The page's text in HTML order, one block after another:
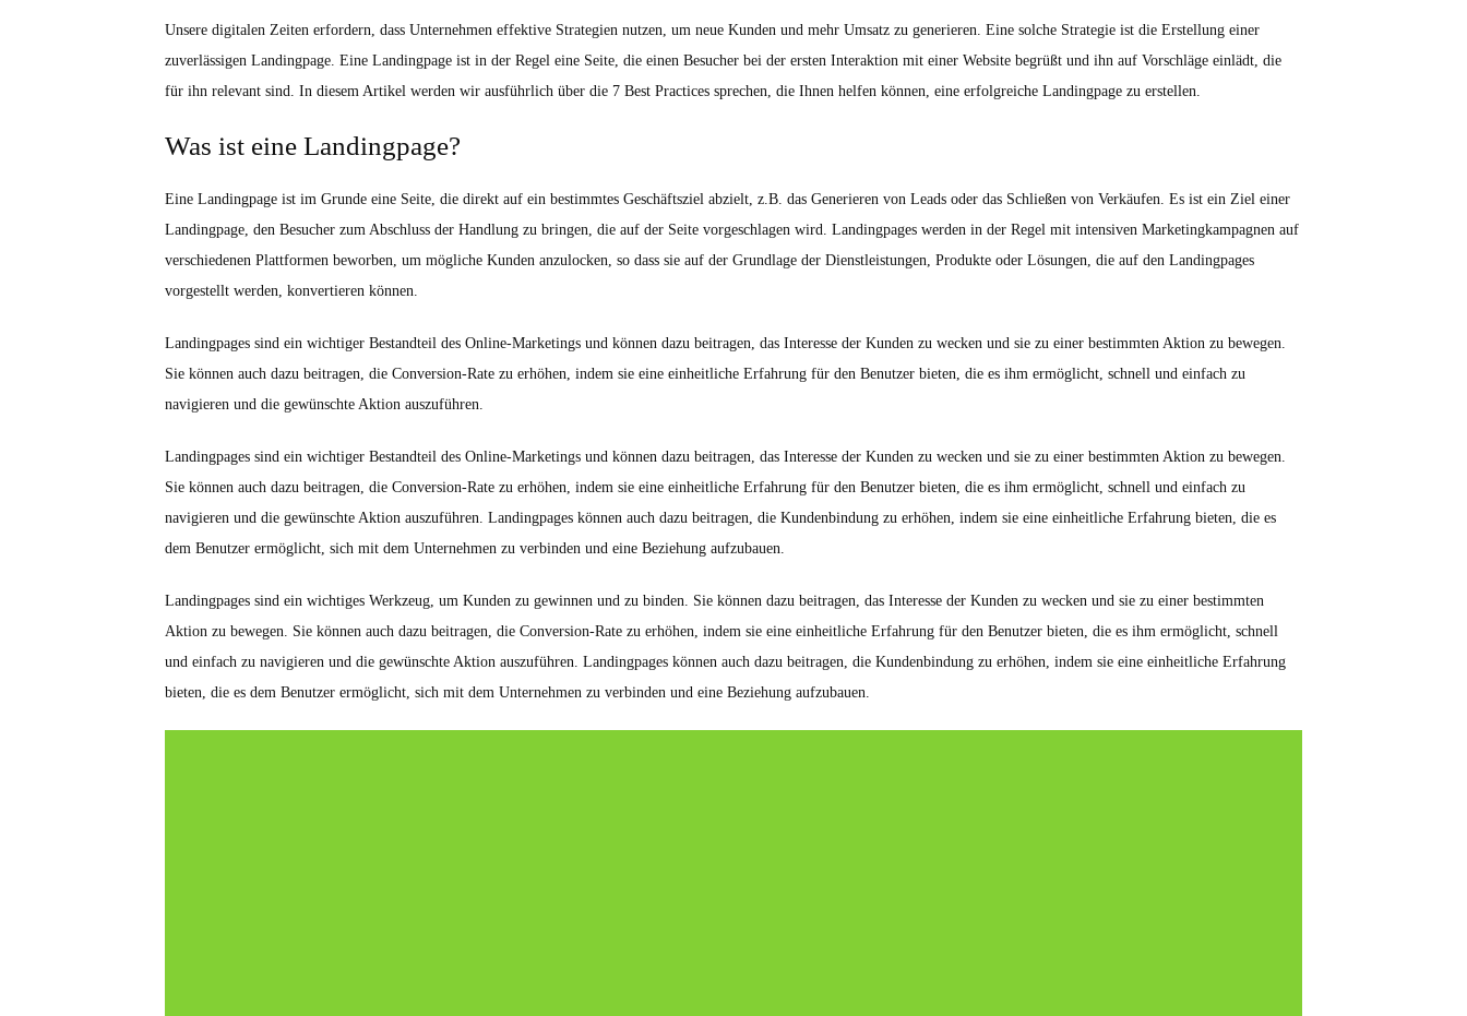
Unsere digitalen Zeiten erfordern, dass Unternehmen effektive Strategien nutzen, um neue Kunden und mehr Umsatz zu generieren. Eine solche Strategie ist die Erstellung einer
zuverlässigen Landingpage. Eine Landingpage ist in der Regel eine Seite, die einen Besucher bei der ersten Interaktion mit einer Website begrüßt und ihn auf Vorschläge einlädt, die
für ihn relevant sind. In diesem Artikel werden wir ausführlich über die 7 Best Practices sprechen, die Ihnen helfen können, eine erfolgreiche Landingpage zu erstellen.
Was ist eine Landingpage?
Eine Landingpage ist im Grunde eine Seite, die direkt auf ein bestimmtes Geschäftsziel abzielt, z.B. das Generieren von Leads oder das Schließen von Verkäufen. Es ist ein Ziel einer
Landingpage, den Besucher zum Abschluss der Handlung zu bringen, die auf der Seite vorgeschlagen wird. Landingpages werden in der Regel mit intensiven Marketingkampagnen auf
verschiedenen Plattformen beworben, um mögliche Kunden anzulocken, so dass sie auf der Grundlage der Dienstleistungen, Produkte oder Lösungen, die auf den Landingpages
vorgestellt werden, konvertieren können.
Landingpages sind ein wichtiger Bestandteil des Online-Marketings und können dazu beitragen, das Interesse der Kunden zu wecken und sie zu einer bestimmten Aktion zu bewegen.
Sie können auch dazu beitragen, die Conversion-Rate zu erhöhen, indem sie eine einheitliche Erfahrung für den Benutzer bieten, die es ihm ermöglicht, schnell und einfach zu
navigieren und die gewünschte Aktion auszuführen.
Landingpages sind ein wichtiger Bestandteil des Online-Marketings und können dazu beitragen, das Interesse der Kunden zu wecken und sie zu einer bestimmten Aktion zu bewegen.
Sie können auch dazu beitragen, die Conversion-Rate zu erhöhen, indem sie eine einheitliche Erfahrung für den Benutzer bieten, die es ihm ermöglicht, schnell und einfach zu
navigieren und die gewünschte Aktion auszuführen. Landingpages können auch dazu beitragen, die Kundenbindung zu erhöhen, indem sie eine einheitliche Erfahrung bieten, die es
dem Benutzer ermöglicht, sich mit dem Unternehmen zu verbinden und eine Beziehung aufzubauen.
Landingpages sind ein wichtiges Werkzeug, um Kunden zu gewinnen und zu binden. Sie können dazu beitragen, das Interesse der Kunden zu wecken und sie zu einer bestimmten
Aktion zu bewegen. Sie können auch dazu beitragen, die Conversion-Rate zu erhöhen, indem sie eine einheitliche Erfahrung für den Benutzer bieten, die es ihm ermöglicht, schnell
und einfach zu navigieren und die gewünschte Aktion auszuführen. Landingpages können auch dazu beitragen, die Kundenbindung zu erhöhen, indem sie eine einheitliche Erfahrung
bieten, die es dem Benutzer ermöglicht, sich mit dem Unternehmen zu verbinden und eine Beziehung aufzubauen.